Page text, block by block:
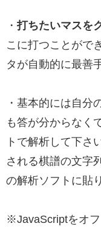
・打ちたいマスを
こに打つことがで
タが自動的に最善
・基本的には自分
も答が分からなく
トで解析して下さ
される棋譜の文字
の解析ソフトに貼
※JavaScriptをオフ